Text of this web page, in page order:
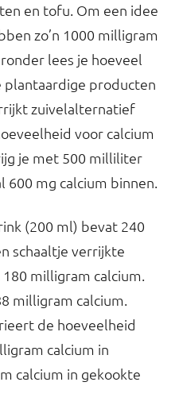
en tofu. Om een idee
zo’n 1000 milligram
lees je hoeveel
plantaardige producten
zuivelalternatief
voor calcium
je met 500 milliliter
mg calcium binnen.
(200 ml) bevat 240
schaaltje verrijkte
milligram calcium.
milligram calcium.
de hoeveelheid
calcium in
calcium in gekookte